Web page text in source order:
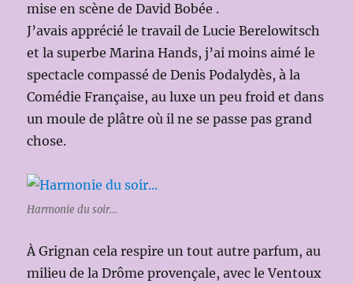
mise en scène de David Bobée .
J’avais apprécié le travail de Lucie Berelowitsch
et la superbe Marina Hands, j’ai moins aimé le
spectacle compassé de Denis Podalydès, à la
Comédie Française, au luxe un peu froid et dans
un moule de plâtre où il ne se passe pas grand
chose.
Harmonie du soir…
À Grignan cela respire un tout autre parfum, au
milieu de la Drôme provençale, avec le Ventoux